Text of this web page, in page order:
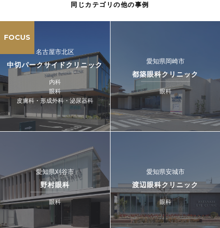
同じカテゴリの他の事例
FOCUS
名古屋市北区
中切パークサイドクリニック
内科
眼科
皮膚科・形成外科・泌尿器科
愛知県岡崎市
都築眼科クリニック
眼科
愛知県刈谷市
野村眼科
眼科
愛知県安城市
渡辺眼科クリニック
眼科